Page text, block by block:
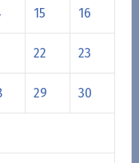
15 16
22 23
29 30